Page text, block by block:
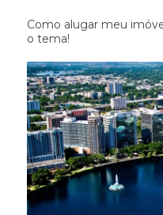
Como alugar meu
o tema!